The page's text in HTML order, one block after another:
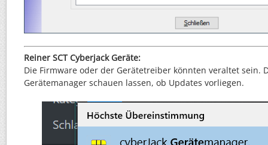
Reiner SCT Cyberjack Geräte:
Die Firmware oder der Gerätetreiber könnten veraltet sein.
Gerätemanager schauen lassen, ob Updates vorliegen.